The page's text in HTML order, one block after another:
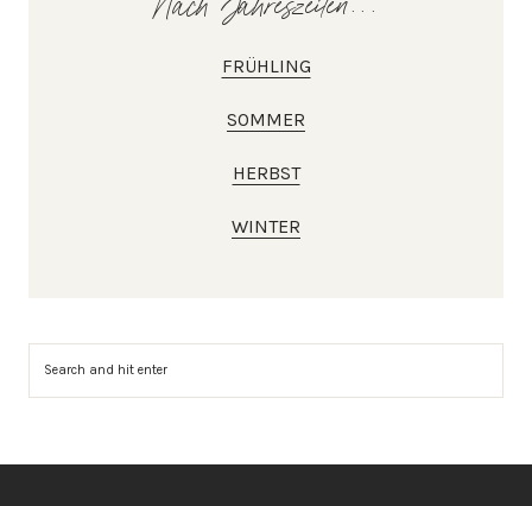
FRÜHLING
SOMMER
HERBST
WINTER